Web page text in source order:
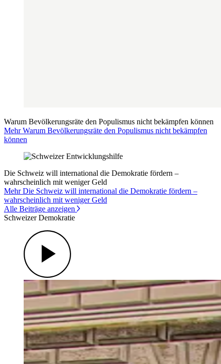
Warum Bevölkerungsräte den Populismus nicht bekämpfen können
Mehr Warum Bevölkerungsräte den Populismus nicht bekämpfen
können
Die Schweiz will international die Demokratie fördern –
wahrscheinlich mit weniger Geld
Mehr Die Schweiz will international die Demokratie fördern –
wahrscheinlich mit weniger Geld
Alle Beiträge anzeigen
Schweizer Demokratie